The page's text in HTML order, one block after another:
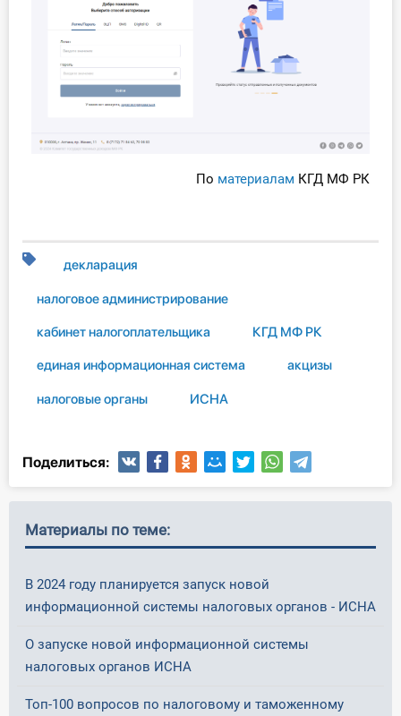
По материалам КГД МФ РК
декларация
налоговое администрирование
кабинет налогоплательщика КГД МФ РК
единая информационная система акцизы
налоговые органы ИСНА
Поделиться:
Материалы по теме:
В 2024 году планируется запуск новой
информационной системы налоговых органов - ИСНА
О запуске новой информационной системы
налоговых органов ИСНА
Топ-100 вопросов по налоговому и таможенному